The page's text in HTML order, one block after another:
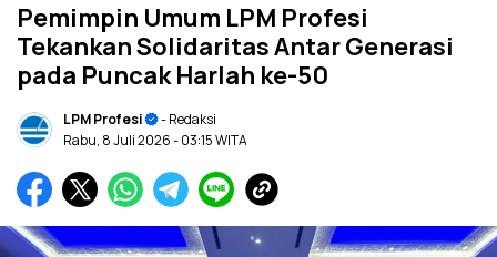
Pemimpin Umum LPM Profesi
Tekankan Solidaritas Antar Generasi
pada Puncak Harlah ke-50
LPM Profesi
- Redaksi
Rabu, 8 Juli 2026- 03:15 WITA